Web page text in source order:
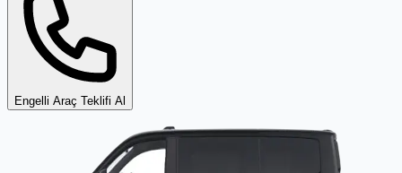
Engelli Araç Teklifi Al